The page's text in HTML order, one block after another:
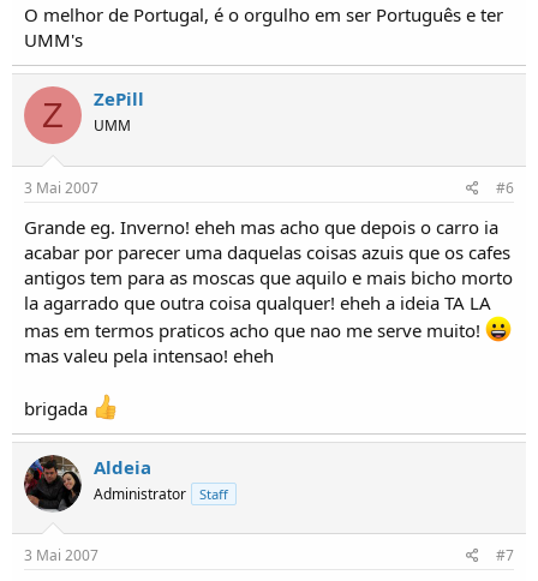
O melhor de Portugal, é o orgulho em ser Português e ter
UMM's
Z ZePill
UMM
3 Mai 2007 #6
Grande eg. Inverno! eheh mas acho que depois o carro ia
acabar por parecer uma daquelas coisas azuis que os cafes
antigos tem para as moscas que aquilo e mais bicho morto
la agarrado que outra coisa qualquer! eheh a ideia TA LA
mas em termos praticos acho que nao me serve muito!
mas valeu pela intensao! eheh
brigada
Aldeia
Administrator Staff
3 Mai 2007 #7